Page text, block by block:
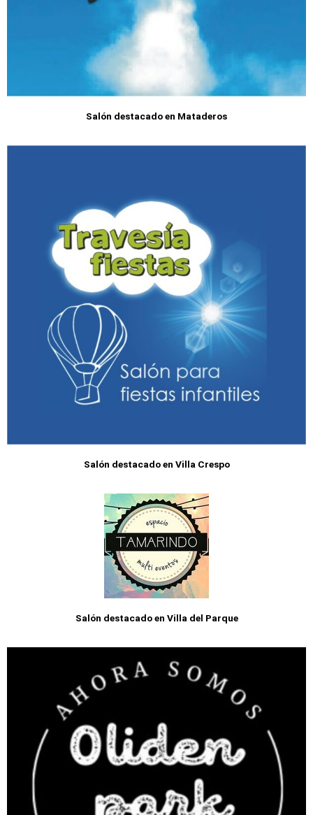
Salón destacado en Mataderos
Salón destacado en Villa Crespo
Salón destacado en Villa del Parque